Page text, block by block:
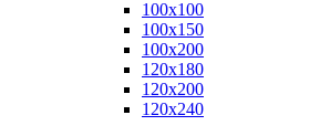
100x100
100x150
100x200
120x180
120x200
120x240